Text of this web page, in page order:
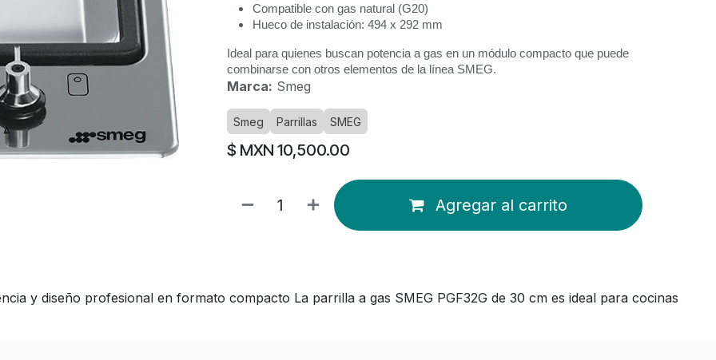
Compatible con gas natural (G20)
Hueco de instalación: 494 x 292 mm
Ideal para quienes buscan potencia a gas en un módulo compacto que puede
combinarse con otros elementos de la línea SMEG.
Marca: Smeg
Smeg Parrillas SMEG
$ MXN 10,500.00
Agregar al carrito
y diseño profesional en formato compacto La parrilla a gas SMEG PGF32G de 30 cm es ideal para cocinas